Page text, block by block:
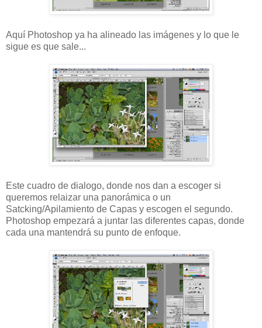
Aquí Photoshop ya ha alineado las imágenes y lo que le
sigue es que sale...
Este cuadro de dialogo, donde nos dan a escoger si
queremos relaizar una panorámica o un
Satcking/Apilamiento de Capas y escogen el segundo.
Photoshop empezará a juntar las diferentes capas, donde
cada una mantendrá su punto de enfoque.